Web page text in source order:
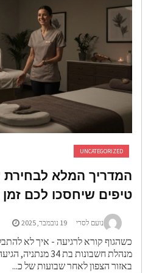
UNCATEGORIZED
שיחסכו לכם זמן
נועם לסרי 19 נובמבר, 2025
קורא לרגיעה - איך לא להתבלבל
מנהלת חשבונות בת 34 מנתניה,
הצפון לאחר שבועות של כ...